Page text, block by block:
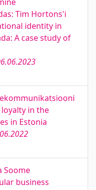
Tim Hortons'i
identity in
A case study of
in the
in Estonia
Soome
business